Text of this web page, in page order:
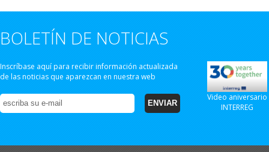
BOLETÍN DE NOTICIAS
Inscríbase aquí para recibir información actualizada
de las noticias que aparezcan en nuestra web
Video aniversario
INTERREG